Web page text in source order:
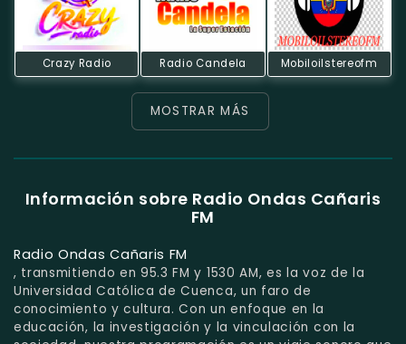
Crazy Radio Radio Candela Mobiloilstereofm
MOSTRAR MÁS
Información sobre Radio Ondas Cañaris
FM
Radio Ondas Cañaris FM
, transmitiendo en 95.3 FM y 1530 AM, es la voz de la
Universidad Católica de Cuenca, un faro de
conocimiento y cultura. Con un enfoque en la
educación, la investigación y la vinculación con la